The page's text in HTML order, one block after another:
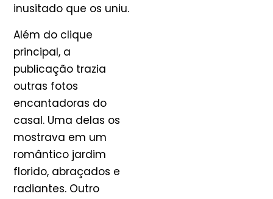
inusitado que os uniu.
Além do clique
principal, a
publicação trazia
outras fotos
encantadoras do
casal. Uma delas os
mostrava em um
romântico jardim
florido, abraçados e
radiantes. Outro